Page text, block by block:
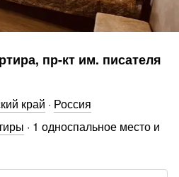
пр-кт им. писателя
край · Россия
· 1 односпальное место и